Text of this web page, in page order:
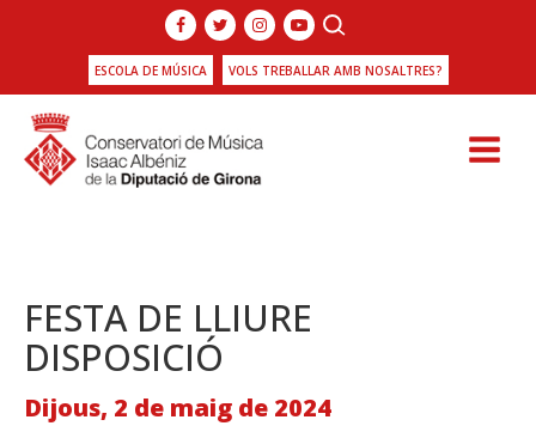
ESCOLA DE MÚSICA VOLS TREBALLAR AMB NOSALTRES?
FESTA DE LLIURE
DISPOSICIÓ
Dijous, 2 de maig de 2024